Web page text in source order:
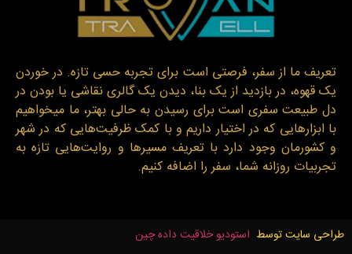
تعریف ما از سفر، فرصتی است برای تجربه حسی تازه. در خوردن
یک قهوه، در بازدید از یک بنا، دیدن یک گالری نقاشی یا بودن در
دل طبیعت سفری است برای رسیدن به حالی بهتر، ما میخواهیم
با ابزارهایی که در اختیار داریم و با کمک ظرفیت‌هایی که در شهر
و کشورمان وجود دارد با تعریف مسیرها و روایت‌هایی تازه به
تجربیات روزانه شما، سفر را اضافه کنیم.
طراحی سایت توسط استودیو خلاقیت داده چین